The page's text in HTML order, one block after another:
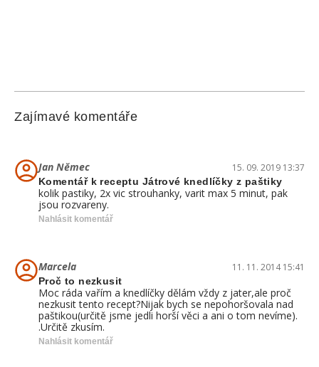
Zajímavé komentáře
Jan Němec 15. 09. 2019 13:37
Komentář k receptu Játrové knedlíčky z paštiky
kolik pastiky, 2x vic strouhanky, varit max 5 minut, pak
jsou rozvareny.
Nahlásit komentář
Marcela 11. 11. 2014 15:41
Proč to nezkusit
Moc ráda vařím a knedlíčky dělám vždy z jater,ale proč
nezkusit tento recept?Nijak bych se nepohoršovala nad
paštikou(určitě jsme jedli horší věci a ani o tom nevíme).
.Určitě zkusím.
Nahlásit komentář